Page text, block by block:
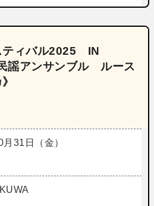
ティバル2025 IN
謡アンサンブル ルース
31日（金）